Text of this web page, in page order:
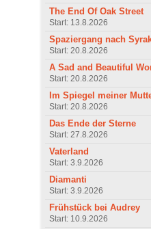
The End Of Oak Street
Start: 13.8.2026
Spaziergang nach
Start: 20.8.2026
A Sad and Beautiful
Start: 20.8.2026
Im Spiegel meiner
Start: 20.8.2026
Das Ende der Sterne
Start: 27.8.2026
Vaterland
Start: 3.9.2026
Diamanti
Start: 3.9.2026
Frühstück bei Audrey
Start: 10.9.2026